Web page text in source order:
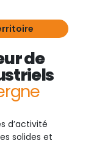
de
d’activité
solides et